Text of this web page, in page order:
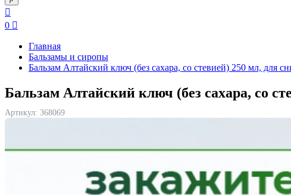
0
Главная
Бальзамы и сиропы
Бальзам Алтайский ключ (без сахара, со стевией) 250 мл, для
Бальзам Алтайский ключ (без сахара, со
Артикул: 368069